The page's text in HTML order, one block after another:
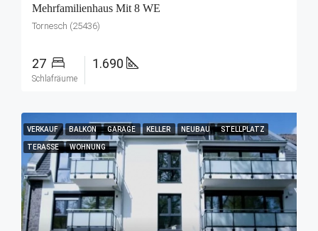
Mehrfamilienhaus Mit 8 WE
Tornesch (25436)
27
Schlafräume
1.690
VERKAUF BALKON GARAGE KELLER NEUBAU STELLPLATZ
TERASSE WOHNUNG